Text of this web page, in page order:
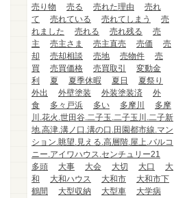
売り物
売る 売れた理由
売れ
て
売れている 売れてしまう
売
れました
売れる 売れ残る
売
主
売主さま 売主直売 売価
売
却
売却相談 売地 売物件
売
買
売買価格 売買取引
変動金
利
夏 夏季休暇 夏日
夏祭り
外出
外壁塗装 外装塗装済
外
食
多々戸浜 多い 多摩川
多摩
川.花火.世田谷.二子玉.二子玉川.二子新
地.高津.溝ノ口.溝の口.田園都市線.マン
ション.眺望.見える.高層階.屋上.バルコ
ニー.アイワハウス.センチュリー21
多頭
大事 大会 大切 大口
大
和
大和ハウス 大和市
大和市下
鶴間
大型収納 大型車
大学病